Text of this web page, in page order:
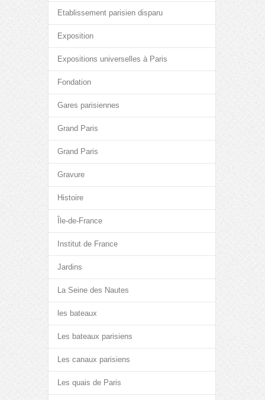
Etablissement parisien disparu
Exposition
Expositions universelles à Paris
Fondation
Gares parisiennes
Grand Paris
Grand Paris
Gravure
Histoire
Île-de-France
Institut de France
Jardins
La Seine des Nautes
les bateaux
Les bateaux parisiens
Les canaux parisiens
Les quais de Paris